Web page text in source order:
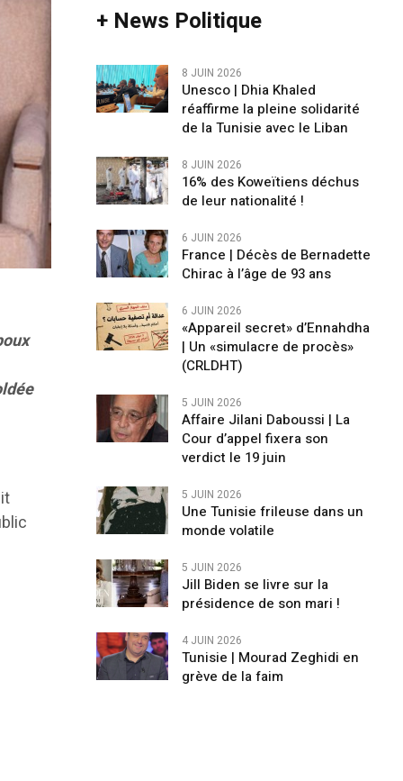
+ News Politique
8 JUIN 2026
Unesco | Dhia Khaled
réaffirme la pleine solidarité
de la Tunisie avec le Liban
8 JUIN 2026
16% des Koweïtiens déchus
de leur nationalité !
6 JUIN 2026
France | Décès de Bernadette
Chirac à l’âge de 93 ans
6 JUIN 2026
«Appareil secret» d’Ennahdha
| Un «simulacre de procès»
(CRLDHT)
5 JUIN 2026
Affaire Jilani Daboussi | La
Cour d’appel fixera son
verdict le 19 juin
5 JUIN 2026
Une Tunisie frileuse dans un
monde volatile
5 JUIN 2026
Jill Biden se livre sur la
présidence de son mari !
4 JUIN 2026
Tunisie | Mourad Zeghidi en
grève de la faim